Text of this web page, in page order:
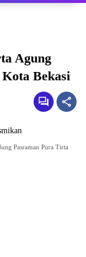
Agung
Bekasi
Pasraman Pura Tirta